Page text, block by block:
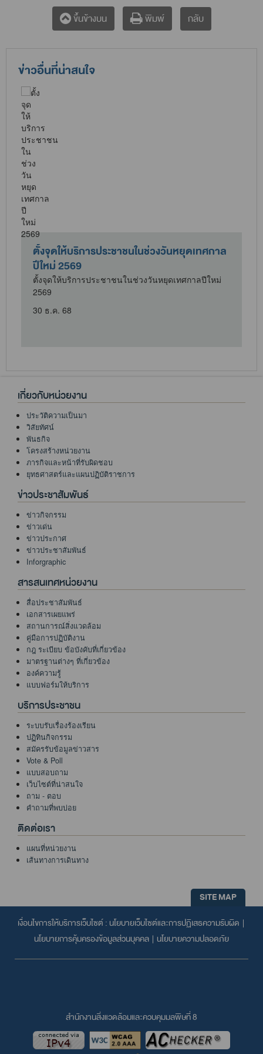
ขึ้นข้างบน พิมพ์ กลับ
ข่าวอื่นที่น่าสนใจ
ตั้งจุดให้บริการประชาชนในช่วงวันหยุดเทศกาล
ปีใหม่ 2569
ตั้งจุดให้บริการประชาชนในช่วงวันหยุดเทศกาลปีใหม่
2569
30 ธ.ค. 68
เกี่ยวกับหน่วยงาน
ประวัติความเป็นมา
วิสัยทัศน์
พันธกิจ
โครงสร้างหน่วยงาน
ภารกิจและหน้าที่รับผิดชอบ
ยุทธศาสตร์และแผนปฏิบัติราชการ
ข่าวประชาสัมพันธ์
ข่าวกิจกรรม
ข่าวเด่น
ข่าวประกาศ
ข่าวประชาสัมพันธ์
Inforgraphic
สารสนเทศหน่วยงาน
สื่อประชาสัมพันธ์
เอกสารเผยแพร่
สถานการณ์สิ่งแวดล้อม
คู่มือการปฏิบัติงาน
กฎ ระเบียบ ข้อบังคับที่เกี่ยวข้อง
มาตรฐานต่างๆ ที่เกี่ยวข้อง
องค์ความรู้
แบบฟอร์มให้บริการ
บริการประชาชน
ระบบรับเรื่องร้องเรียน
ปฏิทินกิจกรรม
สมัครรับข้อมูลข่าวสาร
Vote & Poll
แบบสอบถาม
เว็บไซต์ที่น่าสนใจ
ถาม - ตอบ
คำถามที่พบบ่อย
ติดต่อเรา
แผนที่หน่วยงาน
เส้นทางการเดินทาง
SITE MAP
เงื่อนไขการให้บริการเว็บไซต์ : นโยบายเว็บไซต์และการปฏิเสธความรับผิด |
นโยบายการคุ้มครองข้อมูลส่วนบุคคล | นโยบายความปลอดภัย
สำนักงานสิ่งแวดล้อมและควบคุมมลพิษที่ 8